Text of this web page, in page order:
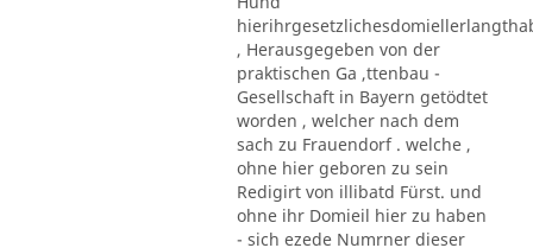
, Herausgegeben von der
praktischen Ga ,ttenbau -
Gesellschaft in Bayern getödtet
worden , welcher nach dem
sach zu Frauendorf . welche ,
ohne hier geboren zu sein
Redigirt von illibatd Fürst. und
ohne ihr Domieil hier zu haben
- sich ezede Numrner dieser